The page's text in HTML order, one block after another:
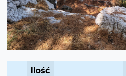
Ilość